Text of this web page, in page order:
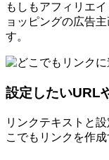
もしもアフィリエ
ョッピングの広告
す。
設定したいURL
リンクテキストと
こでもリンクを作成